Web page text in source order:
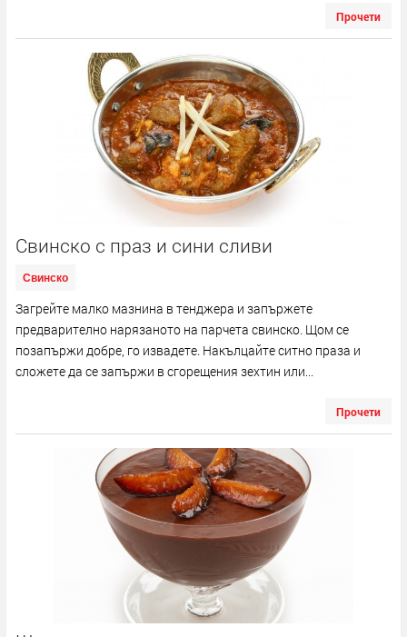
Прочети
Свинско с праз и сини сливи
Свинско
Загрейте малко мазнина в тенджера и запържете
предварително нарязаното на парчета свинско. Щом се
позапържи добре, го извадете. Накълцайте ситно праза и
сложете да се запържи в сгорещения зехтин или...
Прочети